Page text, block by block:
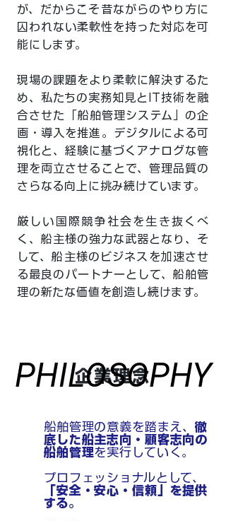
が、だからこそ昔ながらのやり方に
囚われない柔軟性を持った対応を可
能にします。
現場の課題をより柔軟に解決するた
め、私たちの実務知見とIT技術を融
合させた「船舶管理システム」の企
画・導入を推進。デジタルによる可
視化と、経験に基づくアナログな管
理を両立させることで、管理品質の
さらなる向上に挑み続けています。
厳しい国際競争社会を生き抜くべ
く、船主様の強力な武器となり、そ
して、船主様のビジネスを加速させ
る最良のパートナーとして、船舶管
理の新たな価値を創造し続けます。
企業理念
PHILOSOPHY
PHILOSOPHY
船舶管理の意義を踏まえ、徹
底した船主志向・顧客志向の
船舶管理を実行していく。
プロフェッショナルとして、
「安全・安心・信頼」を提供
する。